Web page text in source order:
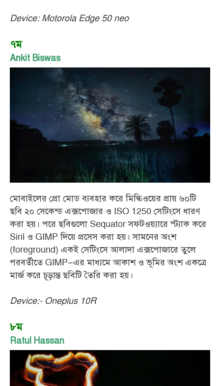
Device: Motorola Edge 50 neo
৭ম
Ankit Biswas
মোবাইলের প্রো মোড ব্যবহার করে মিল্কিওয়ের প্রায় ৬০টি
ছবি ২০ সেকেন্ড এক্সপোজার ও ISO 1250 সেটিংসে ধারণ
করা হয়। পরে ছবিগুলো Sequator সফটওয়্যারে স্ট্যাক করে
Siril ও GIMP দিয়ে প্রসেস করা হয়। সামনের অংশ
(foreground) একই সেটিংসে আলাদা এক্সপোজারে তুলে
পরবর্তীতে GIMP–এর মাধ্যমে আকাশ ও ভূমির অংশ একত্রে
মার্জ করে চূড়ান্ত ছবিটি তৈরি করা হয়।
Device:- Oneplus 10R
৮ম
Ratul Hassan